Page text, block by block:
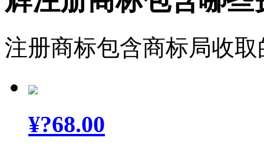
注册商标包含商标局收
¥?68.00